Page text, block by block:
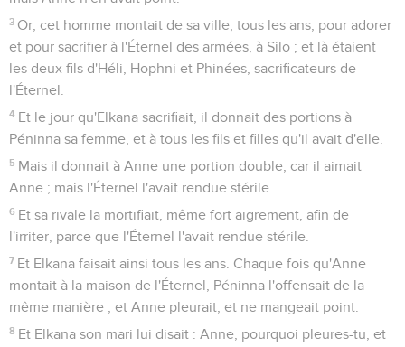
3 Or, cet homme montait de sa ville, tous les ans, pour adorer
et pour sacrifier à l'Éternel des armées, à Silo ; et là étaient
les deux fils d'Héli, Hophni et Phinées, sacrificateurs de
l'Éternel.
4 Et le jour qu'Elkana sacrifiait, il donnait des portions à
Péninna sa femme, et à tous les fils et filles qu'il avait d'elle.
5 Mais il donnait à Anne une portion double, car il aimait
Anne ; mais l'Éternel l'avait rendue stérile.
6 Et sa rivale la mortifiait, même fort aigrement, afin de
l'irriter, parce que l'Éternel l'avait rendue stérile.
7 Et Elkana faisait ainsi tous les ans. Chaque fois qu'Anne
montait à la maison de l'Éternel, Péninna l'offensait de la
même manière ; et Anne pleurait, et ne mangeait point.
8 Et Elkana son mari lui disait : Anne, pourquoi pleures-tu, et